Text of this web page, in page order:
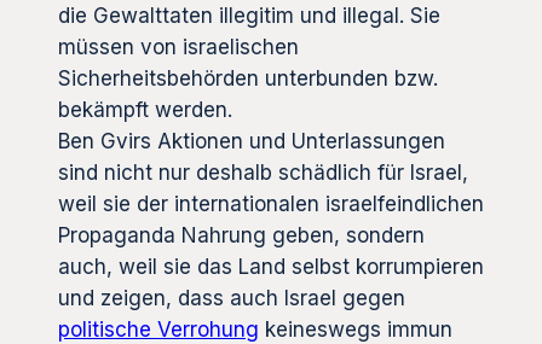
die Gewalttaten illegitim und illegal. Sie
müssen von israelischen
Sicherheitsbehörden unterbunden bzw.
bekämpft werden.
Ben Gvirs Aktionen und Unterlassungen
sind nicht nur deshalb schädlich für Israel,
weil sie der internationalen israelfeindlichen
Propaganda Nahrung geben, sondern
auch, weil sie das Land selbst korrumpieren
und zeigen, dass auch Israel gegen
politische Verrohung keineswegs immun